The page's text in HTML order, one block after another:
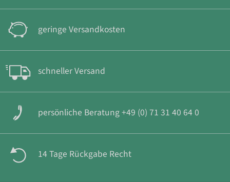
geringe Versandkosten
schneller Versand
persönliche Beratung +49 (0) 71 31 40 64 0
14 Tage Rückgabe Recht